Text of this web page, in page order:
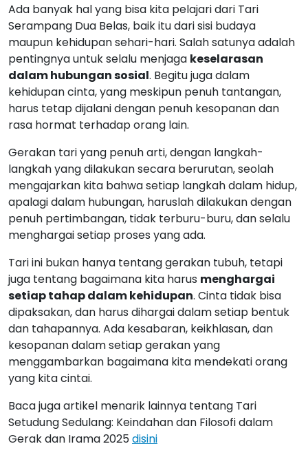
Ada banyak hal yang bisa kita pelajari dari Tari
Serampang Dua Belas, baik itu dari sisi budaya
maupun kehidupan sehari-hari. Salah satunya adalah
pentingnya untuk selalu menjaga keselarasan
dalam hubungan sosial. Begitu juga dalam
kehidupan cinta, yang meskipun penuh tantangan,
harus tetap dijalani dengan penuh kesopanan dan
rasa hormat terhadap orang lain.
Gerakan tari yang penuh arti, dengan langkah-
langkah yang dilakukan secara berurutan, seolah
mengajarkan kita bahwa setiap langkah dalam hidup,
apalagi dalam hubungan, haruslah dilakukan dengan
penuh pertimbangan, tidak terburu-buru, dan selalu
menghargai setiap proses yang ada.
Tari ini bukan hanya tentang gerakan tubuh, tetapi
juga tentang bagaimana kita harus menghargai
setiap tahap dalam kehidupan. Cinta tidak bisa
dipaksakan, dan harus dihargai dalam setiap bentuk
dan tahapannya. Ada kesabaran, keikhlasan, dan
kesopanan dalam setiap gerakan yang
menggambarkan bagaimana kita mendekati orang
yang kita cintai.
Baca juga artikel menarik lainnya tentang Tari
Setudung Sedulang: Keindahan dan Filosofi dalam
Gerak dan Irama 2025disini